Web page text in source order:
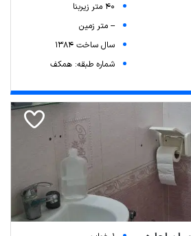
40 متر زیربنا
-- متر زمین
سال ساخت 1384
شماره طبقه: همکف